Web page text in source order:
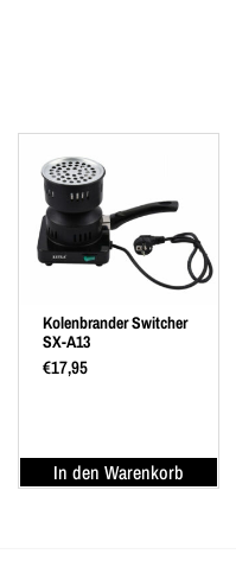
Kolenbrander Switcher
SX-A13
€17,95
In den Warenkorb